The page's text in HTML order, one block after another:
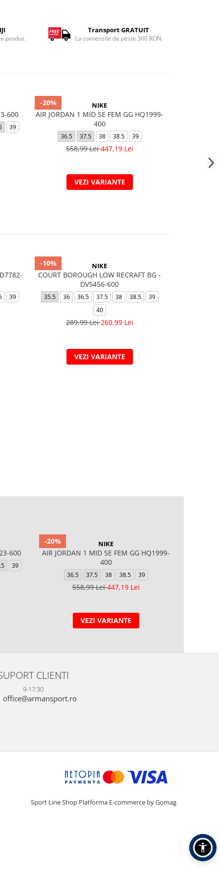
produs.
Transport GRATUIT
La comenzile de peste 300 RON
600
39
-20% NIKE
AIR JORDAN 1 MID SE FEM GG HQ1999-
400
36.5 37.5 38 38.5 39
558,99 Lei447,19 Lei
VEZI VARIANTE
39
-10% NIKE
COURT BOROUGH LOW RECRAFT BG -
DV5456-600
35.5 36 36.5 37.5 38 38.5
39
40
289,99 Lei260,99 Lei
VEZI VARIANTE
600
39
-20% NIKE
AIR JORDAN 1 MID SE FEM GG HQ1999-
400
36.5 37.5 38 38.5 39
558,99 Lei447,19 Lei
VEZI VARIANTE
CLIENTI
9-17:30
office@armansport.ro
Sport Line Shop Platforma E-commerce by Gomag